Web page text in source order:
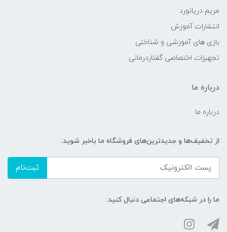
مریم دریانورد
انتشارات آموزش
بازی های آموزشی و شناختی
تجهیزات اختصاصی گفتاردرمانی
درباره ما
درباره ما
از تخفیف‌ها و جدیدترین‌های فروشگاه ما باخبر شوید:
ثبت‌نام
ما را در شبکه‌های اجتماعی دنبال کنید: